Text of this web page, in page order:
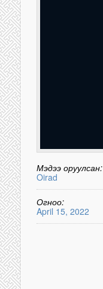
Мэдээ оруулсан:
Oirad
Огноо:
April 15, 2022